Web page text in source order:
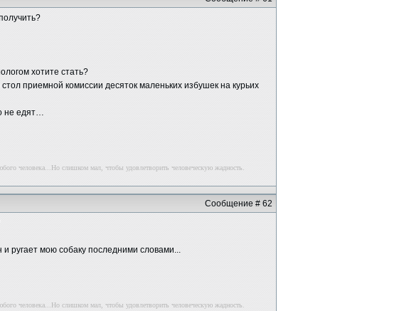
хотите стать?
приемной комиссии десяток маленьких избушек на курьих
не едят…
человека...Но слишком мал, чтобы удовлетворить человеческую жадность.
Сообщение # 62
ругает мою собаку последними словами...
человека...Но слишком мал, чтобы удовлетворить человеческую жадность.